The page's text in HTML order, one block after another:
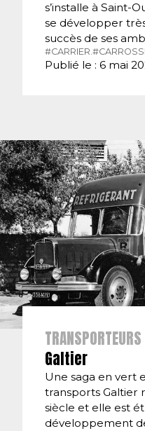
s’installe à Saint-
se développer
succès de ses
#CARRIER.
Publié le : 6 mai
TRANSPORTEURS
Galtier
Une saga en vert
transports Galtier
siècle et elle est
développement